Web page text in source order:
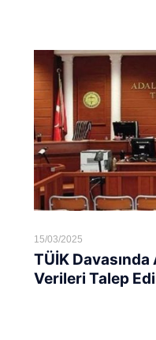
15/03/2025
TÜİK
Verileri Talep